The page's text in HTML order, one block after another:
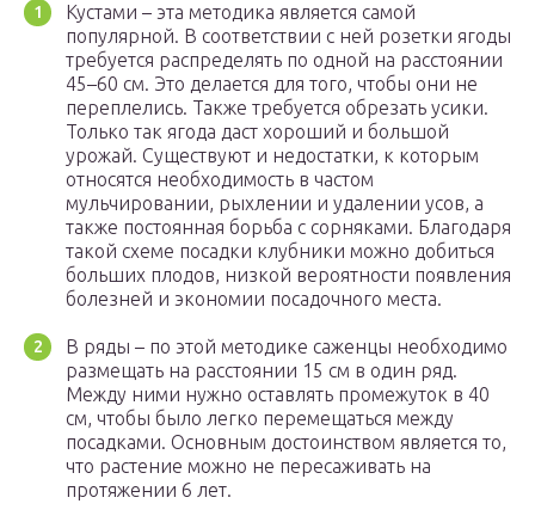
Кустами – эта методика является самой
популярной. В соответствии с ней розетки ягоды
требуется распределять по одной на расстоянии
45–60 см. Это делается для того, чтобы они не
переплелись. Также требуется обрезать усики.
Только так ягода даст хороший и большой
урожай. Существуют и недостатки, к которым
относятся необходимость в частом
мульчировании, рыхлении и удалении усов, а
также постоянная борьба с сорняками. Благодаря
такой схеме посадки клубники можно добиться
больших плодов, низкой вероятности появления
болезней и экономии посадочного места.
В ряды – по этой методике саженцы необходимо
размещать на расстоянии 15 см в один ряд.
Между ними нужно оставлять промежуток в 40
см, чтобы было легко перемещаться между
посадками. Основным достоинством является то,
что растение можно не пересаживать на
протяжении 6 лет.